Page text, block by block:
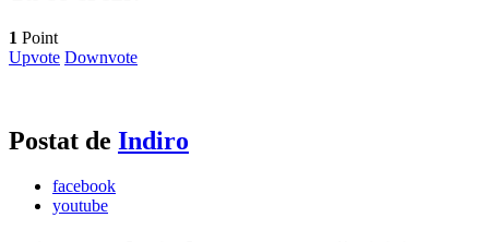
1 Point
Upvote Downvote
Postat de Indiro
facebook
youtube